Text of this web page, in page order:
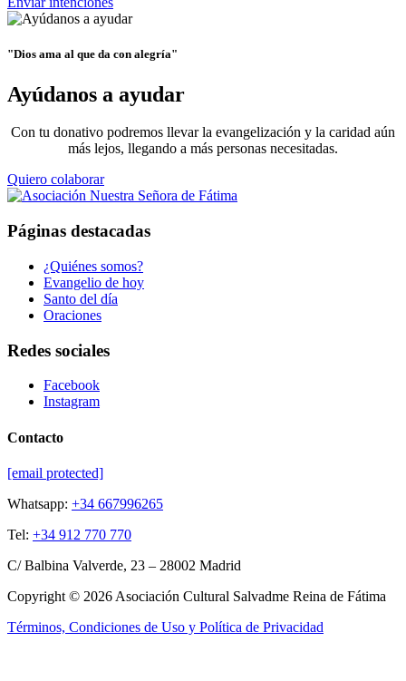
"Dios ama al que da con alegría"
Ayúdanos a ayudar
Con tu donativo podremos llevar la evangelización y la caridad aún
más lejos, llegando a más personas necesitadas.
Quiero colaborar
Páginas destacadas
¿Quiénes somos?
Evangelio de hoy
Santo del día
Oraciones
Redes sociales
Facebook
Instagram
Contacto
[email protected]
Whatsapp: +34 667996265
Tel: +34 912 770 770
C/ Balbina Valverde, 23 – 28002 Madrid
Copyright © 2026 Asociación Cultural Salvadme Reina de Fátima
Términos, Condiciones de Uso y Política de Privacidad